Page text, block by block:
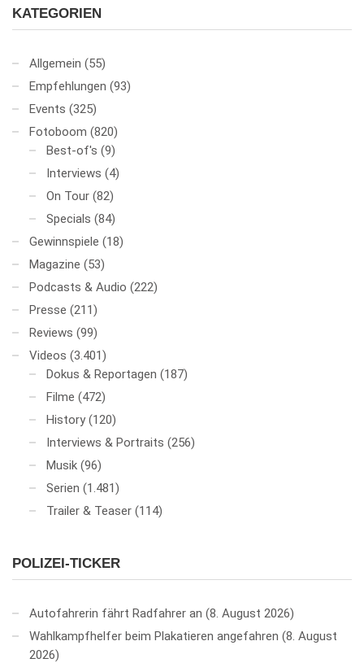
KATEGORIEN
Allgemein (55)
Empfehlungen (93)
Events (325)
Fotoboom (820)
Best-of's (9)
Interviews (4)
On Tour (82)
Specials (84)
Gewinnspiele (18)
Magazine (53)
Podcasts & Audio (222)
Presse (211)
Reviews (99)
Videos (3.401)
Dokus & Reportagen (187)
Filme (472)
History (120)
Interviews & Portraits (256)
Musik (96)
Serien (1.481)
Trailer & Teaser (114)
POLIZEI-TICKER
Autofahrerin fährt Radfahrer an 8. August 2026
Wahlkampfhelfer beim Plakatieren angefahren 8. August
2026